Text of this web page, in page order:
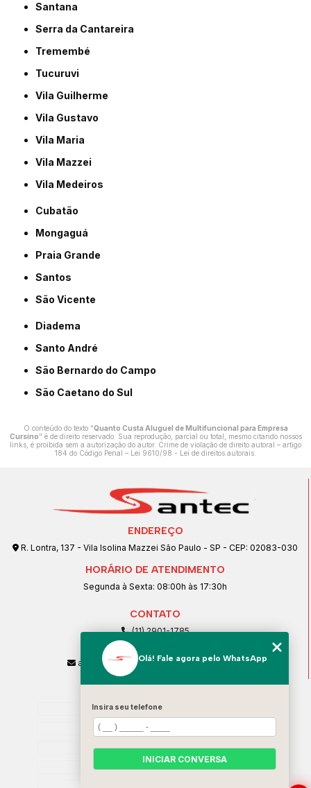
Santana
Serra da Cantareira
Tremembé
Tucuruvi
Vila Guilherme
Vila Gustavo
Vila Maria
Vila Mazzei
Vila Medeiros
Cubatão
Mongaguá
Praia Grande
Santos
São Vicente
Diadema
Santo André
São Bernardo do Campo
São Caetano do Sul
O conteúdo do texto "Quanto Custa Aluguel de Multifuncional para Empresa
Cursino" é de direito reservado. Sua reprodução, parcial ou total, mesmo citando nossos
links, é proibida sem a autorização do autor. Crime de violação de direito autoral – artigo
184 do Código Penal – Lei 9610/98 - Lei de direitos autorais
ENDEREÇO
R. Lontra, 137 - Vila Isolina Mazzei São Paulo - SP - CEP: 02083-030
HORÁRIO DE ATENDIMENTO
Segunda à Sexta: 08:00h às 17:30h
CONTATO
(11) 2901-1785
(11) 99239-1832
atendimento@santeccopiadoras.com.br
Home
Empresa
SERVIÇOS
Contato
Olá! Fale agora pelo WhatsApp
Insira seu telefone
INICIAR CONVERSA